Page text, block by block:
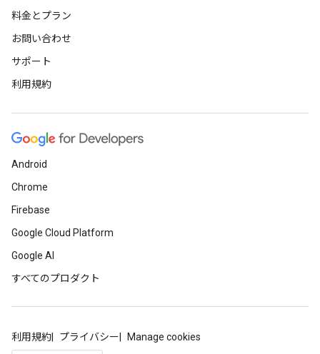
料金とプラン
お問い合わせ
サポート
利用規約
Android
Chrome
Firebase
Google Cloud Platform
Google AI
すべてのプロダクト
利用規約 プライバシー Manage cookies